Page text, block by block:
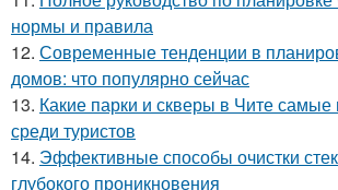
нормы и правила
12. Современные тенденции в
домов: что популярно сейчас
13. Какие парки и скверы в Чите
среди туристов
14. Эффективные способы очистки
глубокого проникновения